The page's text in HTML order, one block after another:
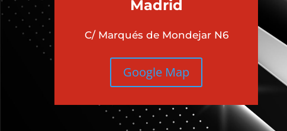
Madrid
C/ Marqués de Mondejar N6
Google Map